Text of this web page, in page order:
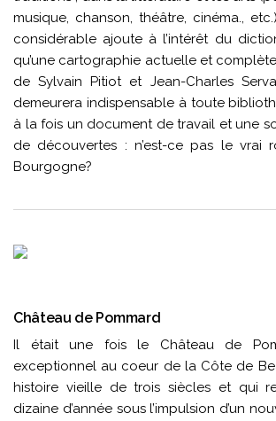
musique, chanson, théâtre, cinéma.,
considérable ajoute à l’intérêt du
qu’une cartographie actuelle et
de Sylvain Pitiot et Jean-Charles
demeurera indispensable à toute
à la fois un document de travail et une
de découvertes : n’est-ce pas le vrai
Bourgogne?
Château de Pommard
Il était une fois le Château de
exceptionnel au coeur de la Côte de
histoire vieille de trois siècles et qui
dizaine d’année sous l’impulsion d’un